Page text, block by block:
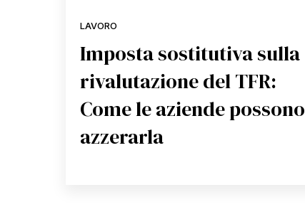
LAVORO
Imposta sostitutiva sulla
rivalutazione del TFR:
Come le aziende possono
azzerarla